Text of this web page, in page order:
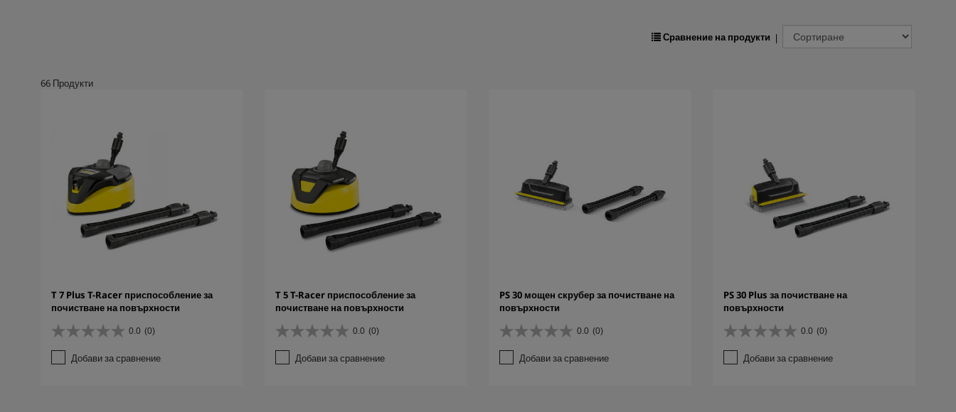
Сравнение на продукти |
66 Продукти
T 7 Plus T-Racer приспособление за
почистване на повърхности
0.0 (0)
0
.
0
Добави за сравнение
T 5 T-Racer приспособление за
почистване на повърхности
0.0 (0)
0
.
0
Добави за сравнение
PS 30 мощен скрубер за почистване на
повърхности
0.0 (0)
0
.
0
Добави за сравнение
PS 30 Plus за почистване на
повърхности
0.0 (0)
0
.
0
Добави за сравнение